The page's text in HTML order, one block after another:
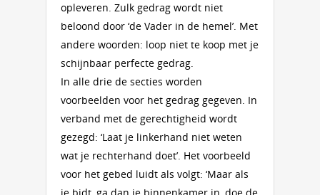
opleveren. Zulk gedrag wordt niet
beloond door ‘de Vader in de hemel’. Met
andere woorden: loop niet te koop met je
schijnbaar perfecte gedrag.
In alle drie de secties worden
voorbeelden voor het gedrag gegeven. In
verband met de gerechtigheid wordt
gezegd: ‘Laat je linkerhand niet weten
wat je rechterhand doet’. Het voorbeeld
voor het gebed luidt als volgt: ‘Maar als